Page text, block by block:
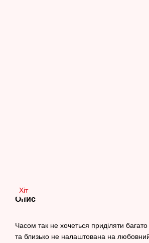
Хіт
Опис
Часом так не хочеться приділяти
та близько не налаштована на